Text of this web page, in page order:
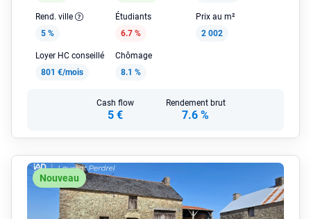
Rend. ville
5 %
Étudiants
6.7 %
Prix au m²
2 002
Loyer HC conseillé
801 €/mois
Chômage
8.1 %
Cash flow
5 €
Rendement brut
7.6 %
Nouveau